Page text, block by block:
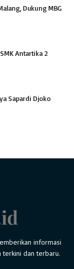
Dukung MBG
Antartika 2
Sapardi Djoko
informasi
terkini dan terbaru.